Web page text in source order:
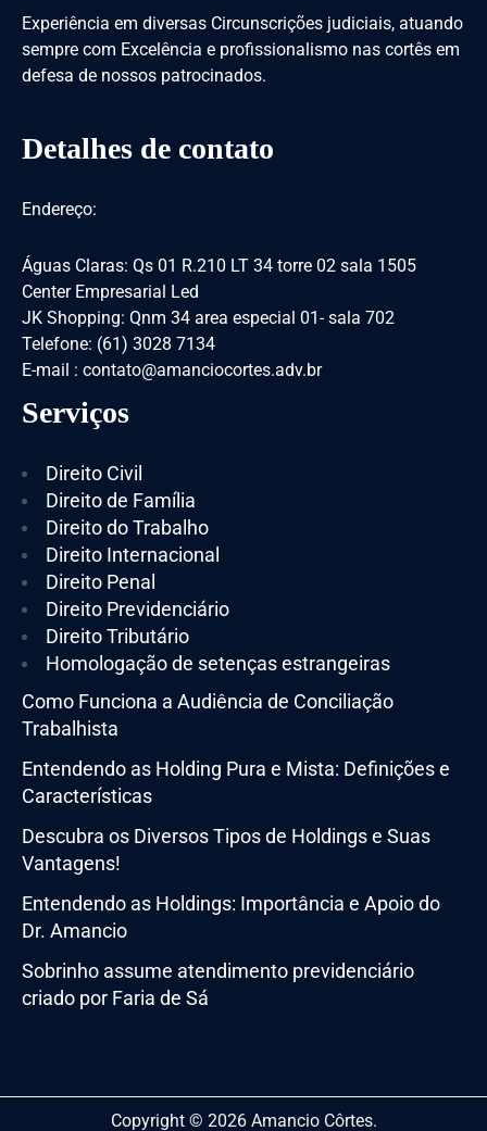
Experiência em diversas Circunscrições judiciais, atuando
sempre com Excelência e profissionalismo nas cortês em
defesa de nossos patrocinados.
Detalhes de contato
Endereço:
Águas Claras: Qs 01 R.210 LT 34 torre 02 sala 1505
Center Empresarial Led
JK Shopping: Qnm 34 area especial 01- sala 702
Telefone: (61) 3028 7134
E-mail : contato@amanciocortes.adv.br
Serviços
Direito Civil
Direito de Família
Direito do Trabalho
Direito Internacional
Direito Penal
Direito Previdenciário
Direito Tributário
Homologação de setenças estrangeiras
Como Funciona a Audiência de Conciliação
Trabalhista
Entendendo as Holding Pura e Mista: Definições e
Características
Descubra os Diversos Tipos de Holdings e Suas
Vantagens!
Entendendo as Holdings: Importância e Apoio do
Dr. Amancio
Sobrinho assume atendimento previdenciário
criado por Faria de Sá
Copyright © 2026 Amancio Côrtes.